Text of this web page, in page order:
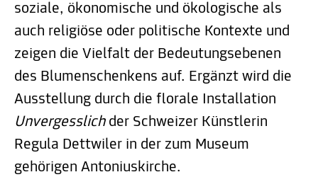
soziale, ökonomische und ökologische als
auch religiöse oder politische Kontexte und
zeigen die Vielfalt der Bedeutungsebenen
des Blumenschenkens auf. Ergänzt wird die
Ausstellung durch die florale Installation
Unvergesslich der Schweizer Künstlerin
Regula Dettwiler in der zum Museum
gehörigen Antoniuskirche.